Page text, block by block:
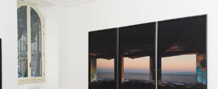
internazionale d'arte moderna e contemporanea e dalla
Paris Internationale Milano. Che idealmente passano il
testimone, a maggio, alla Biennale d'Arte di Venezia